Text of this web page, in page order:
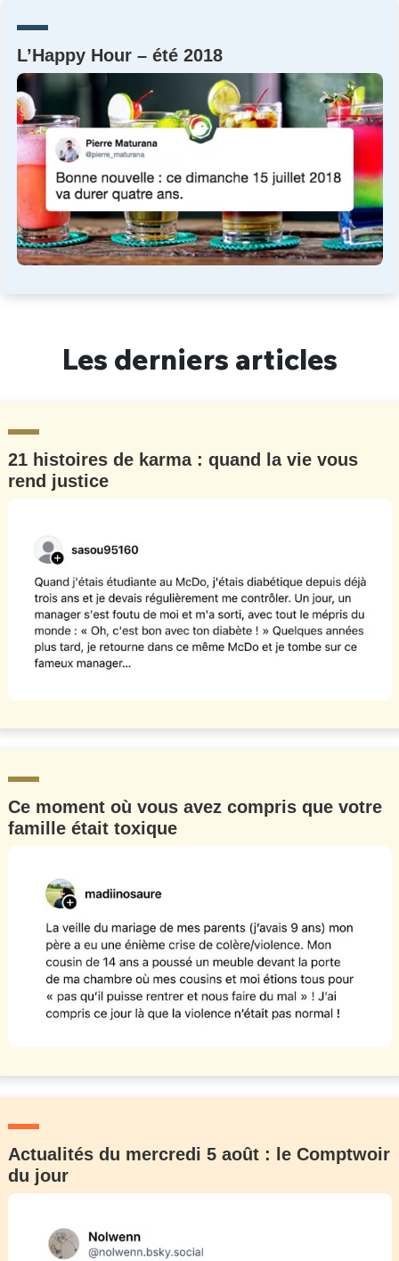
L’Happy Hour – été 2018
Les derniers articles
21 histoires de karma : quand la vie vous
rend justice
Ce moment où vous avez compris que votre
famille était toxique
Actualités du mercredi 5 août : le Comptwoir
du jour
Un Thread
C'EST PARTI